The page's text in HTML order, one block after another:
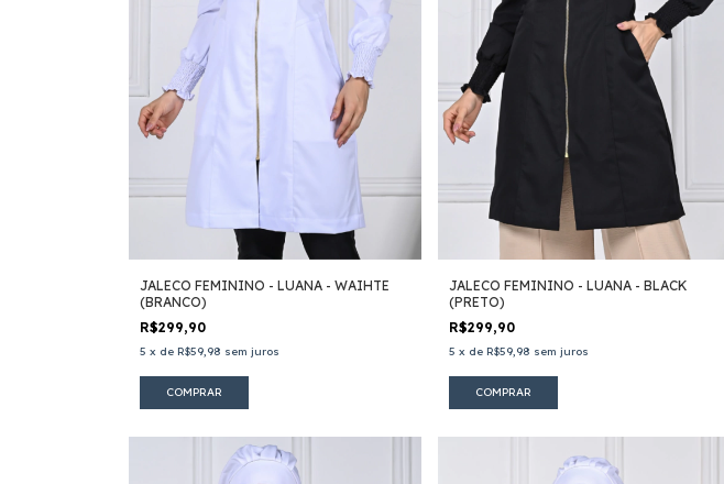
JALECO FEMININO - LUANA - WAIHTE
(BRANCO)
R$299,90
5 x de R$59,98 sem juros
COMPRAR
JALECO FEMININO - LUANA - BLACK
(PRETO)
R$299,90
5 x de R$59,98 sem juros
COMPRAR